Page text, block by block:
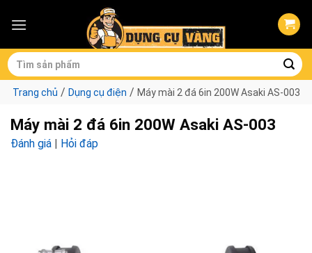
Tìm
kiếm:
Trang chủ / Dụng cụ điện / Máy mài 2 đá 6in 200W Asaki AS-003
Máy mài 2 đá 6in 200W Asaki AS-003
Đánh giá | Hỏi đáp